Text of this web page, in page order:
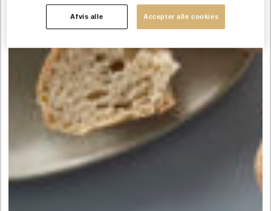
Afvis alle Accepter alle cookies